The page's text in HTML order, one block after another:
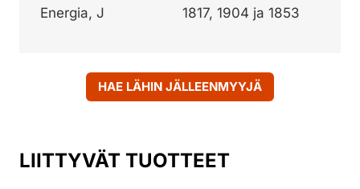
Energia, J
1817, 1904 ja 1853
HAE LÄHIN JÄLLEENMYYJÄ
LIITTYVÄT TUOTTEET